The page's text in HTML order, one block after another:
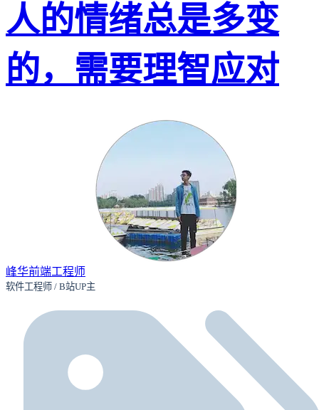
人的情绪总是多变
的，需要理智应对
峰华前端工程师
软件工程师 / B站UP主